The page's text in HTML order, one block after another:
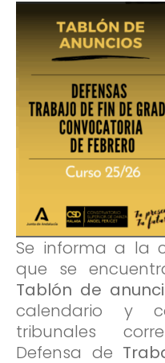
Se informa a la
que se
Tablón de
calendario y
tribunales
Defensa de